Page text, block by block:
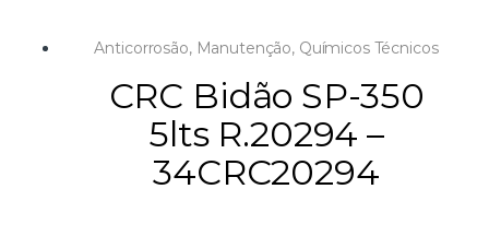
Anticorrosão, Manutenção, Químicos Técnicos
CRC Bidão SP-350
5lts R.20294 –
34CRC20294